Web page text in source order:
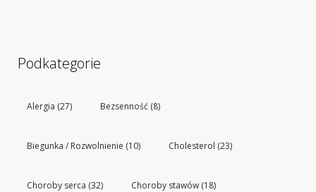
Podkategorie
Alergia (27) Bezsenność (8)
Biegunka / Rozwolnienie (10) Cholesterol (23)
Choroby serca (32) Choroby stawów (18)